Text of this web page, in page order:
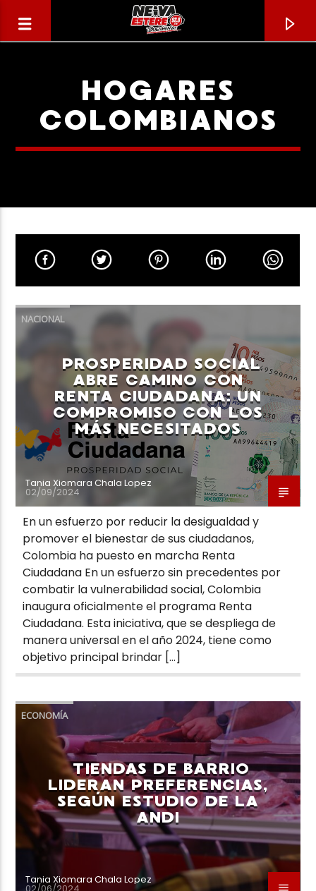
CANCIÓN ACTUAL
TÍTULO
ARTISTA
Neiva Estereo
HOGARES
COLOMBIANOS
NACIONAL
PROSPERIDAD SOCIAL
ABRE CAMINO CON
RENTA CIUDADANA: UN
COMPROMISO CON LOS
MÁS NECESITADOS
Tania Xiomara Chala Lopez
02/09/2024
En un esfuerzo por reducir la desigualdad y
promover el bienestar de sus ciudadanos,
Colombia ha puesto en marcha Renta
Ciudadana En un esfuerzo sin precedentes por
combatir la vulnerabilidad social, Colombia
inaugura oficialmente el programa Renta
Ciudadana. Esta iniciativa, que se despliega de
manera universal en el año 2024, tiene como
objetivo principal brindar […]
ECONOMÍA
TIENDAS DE BARRIO
LIDERAN PREFERENCIAS,
SEGÚN ESTUDIO DE LA
ANDI
Tania Xiomara Chala Lopez
02/06/2024